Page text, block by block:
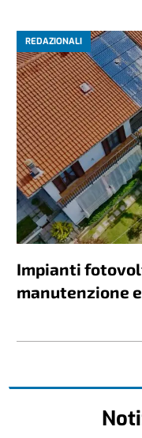
REDAZIONALI
Impianti
manutenzione